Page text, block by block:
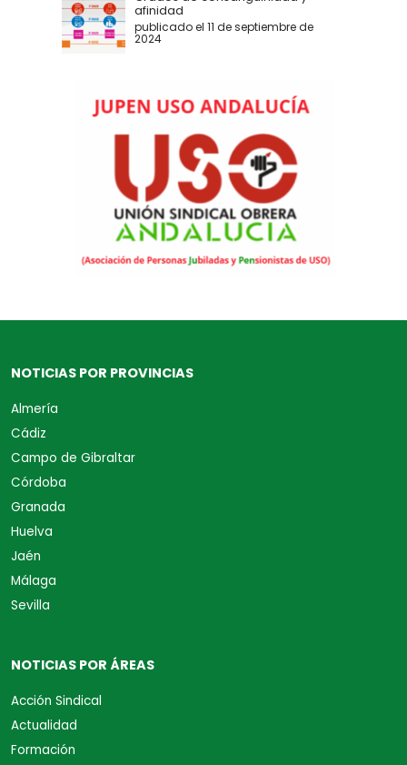
afinidad
publicado el 11 de septiembre de
2024
NOTICIAS POR PROVINCIAS
Almería
Cádiz
Campo de Gibraltar
Córdoba
Granada
Huelva
Jaén
Málaga
Sevilla
NOTICIAS POR ÁREAS
Acción Sindical
Actualidad
Formación